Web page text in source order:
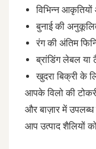
विभिन्न
बुनाई की
रंग की अंतिम
ब्रांडिंग लेबल या
खुदरा बिक्री के
आपके विलो की
और बाज़ार में
आप उत्पाद शैलियों